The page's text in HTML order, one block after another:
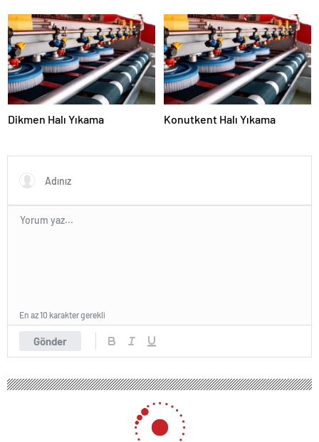
Dikmen Halı Yıkama Konutkent Halı Yıkama
Gönder
En az 10 karakter gerekli